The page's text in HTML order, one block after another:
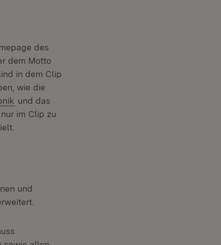
des
dem Motto
in dem Clip
wie die
und das
im Clip zu
und